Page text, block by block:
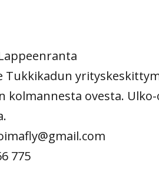
Tukkikadun
ovesta.
775